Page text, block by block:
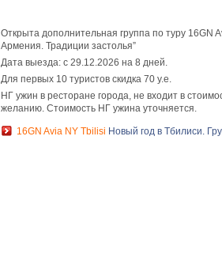
Открыта дополнительная группа по туру 16GN
Армения. Традиции застолья”
Дата выезда: с 29.12.2026 на 8 дней.
Для первых 10 туристов скидка 70 у.е.
НГ ужин в ресторане города, не входит в
желанию. Стоимость НГ ужина уточняется.
16GN Avia NY Tbilisi Новый год в Тбилиси.